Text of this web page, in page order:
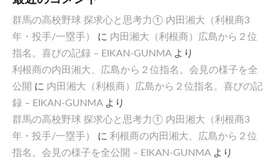
群馬の高校野球 探求心と思考力① 内田湘大（利根商3
年・投手/一塁手）
に 内田湘大（利根商）広島から２位
指名。喜びの記録 – EIKAN-GUNMA より
利根商の内田湘大、広島から２位指名。会見の様子を全
公開 に 内田湘大（利根商）広島から２位指名。喜びの記
録 – EIKAN-GUNMA より
群馬の高校野球 探求心と思考力① 内田湘大（利根商3
年・投手/一塁手）
に 利根商の内田湘大、広島から２位
指名。会見の様子を全公開 – EIKAN-GUNMA より